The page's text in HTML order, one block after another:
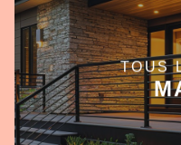
TOUS